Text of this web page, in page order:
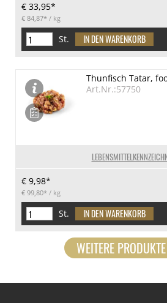
€ 33,95*
€ 84,87* / kg
St.
Thunfisch Tatar,
Art.Nr.:57750
€ 9,98*
€ 99,80* / kg
St.
WEITERE